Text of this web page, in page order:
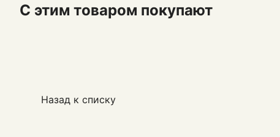
С этим товаром покупают
Назад к списку